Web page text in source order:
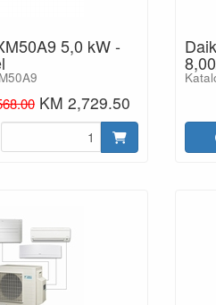
5,0 kW -
KM 2,729.50